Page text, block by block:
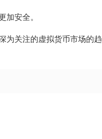
加安全。
为关注的虚拟货币市场的趋